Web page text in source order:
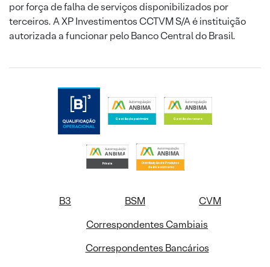
por força de falha de serviços disponibilizados por
terceiros. A XP Investimentos CCTVM S/A é instituição
autorizada a funcionar pelo Banco Central do Brasil.
B3 BSM
CVM
Correspondentes Cambiais
Correspondentes Bancários